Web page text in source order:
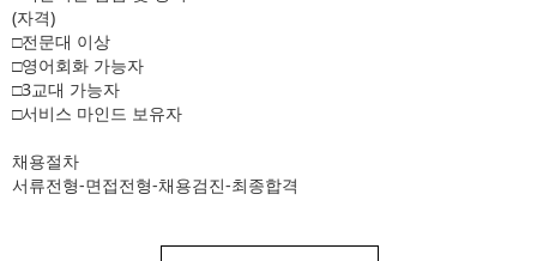
(자격)
□전문대 이상
□영어회화 가능자
□3교대 가능자
□서비스 마인드 보유자
채용절차
서류전형-면접전형-채용검진-최종합격